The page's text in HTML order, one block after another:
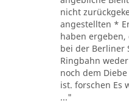
nicht
angestellten *
haben
bei der Berliner
Ringbahn
noch dem
ist. forschen Es
..."